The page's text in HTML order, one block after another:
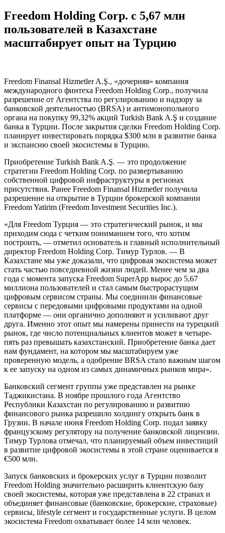
Freedom Holding Corp. с 5,67 млн
пользователей в Казахстане
масштабирует опыт на Турцию
Freedom Finansal Hizmetler A.Ş., «дочерняя» компания
международного финтеха Freedom Holding Corp., получила
разрешение от Агентства по регулированию и надзору за
банковской деятельностью (BRSA) и антимонопольного
органа на покупку 99,32% акций Turkish Bank A.Ş и создание
банка в Турции. После закрытия сделки Freedom Holding Corp.
планирует инвестировать порядка $300 млн в развитие банка
и экспансию своей экосистемы в Турцию.
Приобретение Turkish Bank A.Ş. — это продолжение
стратегии Freedom Holding Corp. по развертыванию
собственной цифровой инфраструктуры в регионах
присутствия. Ранее Freedom Finansal Hizmetler получила
разрешение на открытие в Турции брокерской компании
Freedom Yatirim (Freedom Investment Securities Inc.).
«Для Freedom Турция — это стратегический рынок, и мы
приходим сюда с четким пониманием того, что хотим
построить, — отметил основатель и главный исполнительный
директор Freedom Holding Corp. Тимур Турлов. — В
Казахстане мы уже доказали, что цифровая экосистема может
стать частью повседневной жизни людей. Менее чем за два
года с момента запуска Freedom SuperApp вырос до 5,67
миллиона пользователей и стал самым быстрорастущим
цифровым сервисом страны. Мы соединили финансовые
сервисы с передовыми цифровыми продуктами на одной
платформе — они органично дополняют и усиливают друг
друга. Именно этот опыт мы намерены принести на турецкий
рынок, где число потенциальных клиентов может в четыре-
пять раз превышать казахстанский. Приобретение банка дает
нам фундамент, на котором мы масштабируем уже
проверенную модель, а одобрение BRSA стало важным шагом
к ее запуску на одном из самых динамичных рынков мира».
Банковский сегмент группы уже представлен на рынке
Таджикистана. В ноябре прошлого года Агентство
Республики Казахстан по регулированию и развитию
финансового рынка разрешило холдингу открыть банк в
Грузии. В начале июня Freedom Holding Corp. подал заявку
французскому регулятору на получение банковской лицензии.
Тимур Турлова отмечал, что планируемый объем инвестиций
в развитие цифровой экосистемы в этой стране оценивается в
€500 млн.
Запуск банковских и брокерских услуг в Турции позволит
Freedom Holding значительно расширить клиентскую базу
своей экосистемы, которая уже представлена в 22 странах и
объединяет финансовые (банковские, брокерские, страховые)
сервисы, lifestyle сегмент и государственные услуги. В целом
экосистема Freedom охватывает более 14 млн человек.